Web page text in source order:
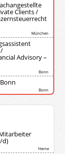
Clients /
München
Advisory –
Bonn
Bonn
d)
Herne